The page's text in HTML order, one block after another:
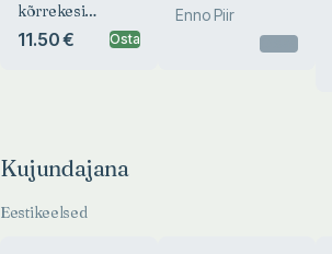
kõrrekesi
koduselt kamaralt
11.50 € Osta
Enno Piir
Kujundajana
Eestikeelsed